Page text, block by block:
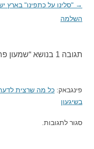
ניווט
בפוסטים
→ "סלינו על כתפינו" בארץ
השלמה
תגובה 1 בנושא “ שמעון
פינגבאק: כל מה שרצית
בשיגעון
סגור לתגובות.